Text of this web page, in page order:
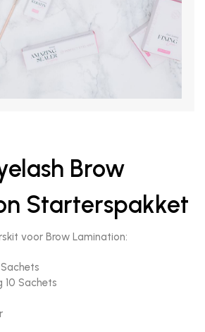
Brow
Starterspakket
voor Brow Lamination:
10 Sachets